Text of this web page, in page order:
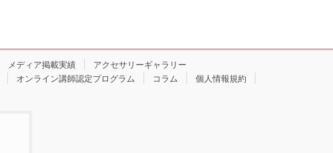
メディア掲載実績
アクセサリーギャラリー
オンライン講師認定プログラム コラム 個人情報規約